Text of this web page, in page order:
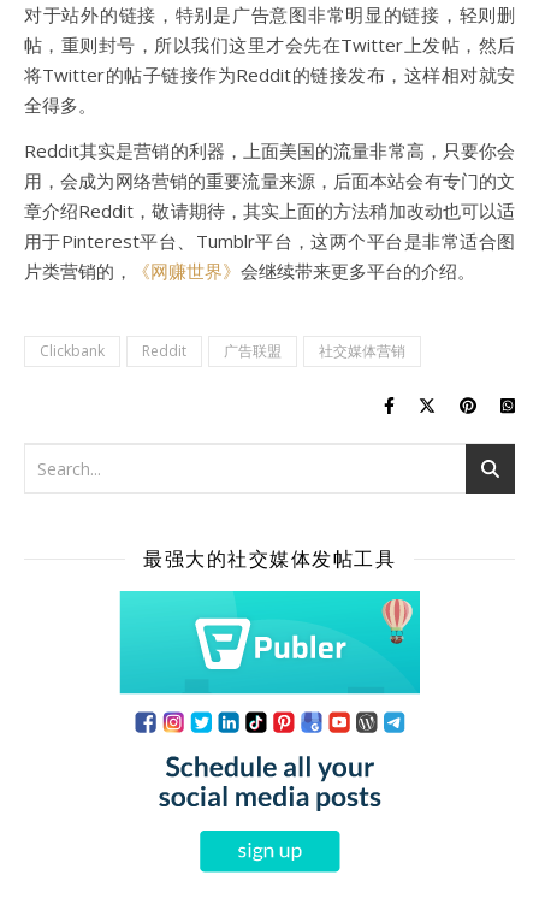
对于站外的链接，特别是广告意图非常明显的链接，轻则删
帖，重则封号，所以我们这里才会先在Twitter上发帖，然后
将Twitter的帖子链接作为Reddit的链接发布，这样相对就安
全得多。
Reddit其实是营销的利器，上面美国的流量非常高，只要你会
用，会成为网络营销的重要流量来源，后面本站会有专门的文
章介绍Reddit，敬请期待，其实上面的方法稍加改动也可以适
用于Pinterest平台、Tumblr平台，这两个平台是非常适合图
片类营销的，
《网赚世界》 会继续带来更多平台的介绍。
Clickbank Reddit 广告联盟 社交媒体营销
最强大的社交媒体发帖工具